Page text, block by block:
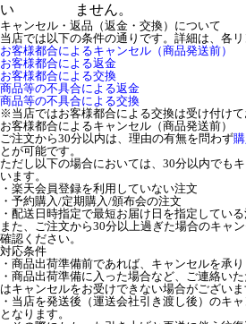
い
ません。
キャンセル・返品（返金・交換）について
当店では以下の条件の通りです。詳細は、各リ
お客様都合によるキャンセル（商品発送前）
お客様都合による返金
お客様都合による交換
商品等の不具合による返金
商品等の不具合による交換
※当店ではお客様都合による交換は受け付けて
お客様都合によるキャンセル（商品発送前）
ご注文から30分以内は、理由の有無を問わず
とが可能です。
ただし以下の場合においては、30分以内でも
います。
・楽天会員登録を利用していない注文
・予約購入/定期購入/頒布会の注文
・配送日時指定で最短お届け日を指定してい
また、ご注文から30分以上過ぎた場合のキャ
確認ください。
対応条件
・商品出荷準備前であれば、キャンセルを承り
・商品出荷準備に入った場合など、ご連絡い
はキャンセルをお受けできない場合がございま
・当店を発送後（運送会社引き渡し後）のキ
となります。